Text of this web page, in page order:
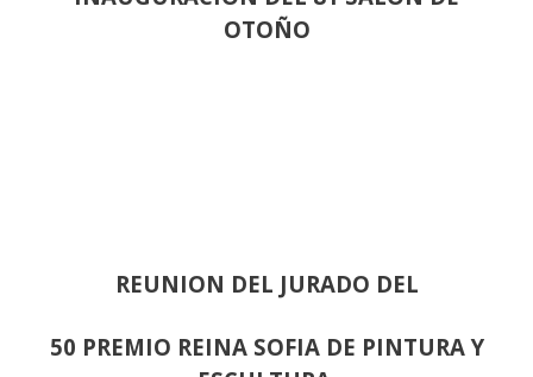
OTOÑO
REUNION DEL JURADO DEL
50 PREMIO REINA SOFIA DE PINTURA Y